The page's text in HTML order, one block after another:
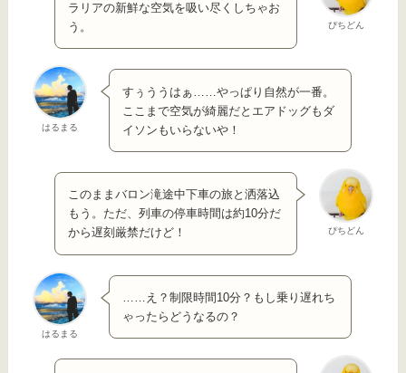
ぴちどん
ラリアの新鮮な空気を吸い尽くしちゃお
う。
はるまる
すぅううはぁ……やっぱり自然が一番。
ここまで空気が綺麗だとエアドッグもダ
イソンもいらないや！
ぴちどん
このままバロン滝途中下車の旅と洒落込
もう。ただ、列車の停車時間は約10分だ
から遅刻厳禁だけど！
はるまる
……え？制限時間10分？もし乗り遅れち
ゃったらどうなるの？